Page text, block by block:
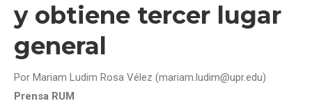
y obtiene tercer lugar
general
Por Mariam Ludim Rosa Vélez (mariam.ludim@upr.edu)
Prensa RUM